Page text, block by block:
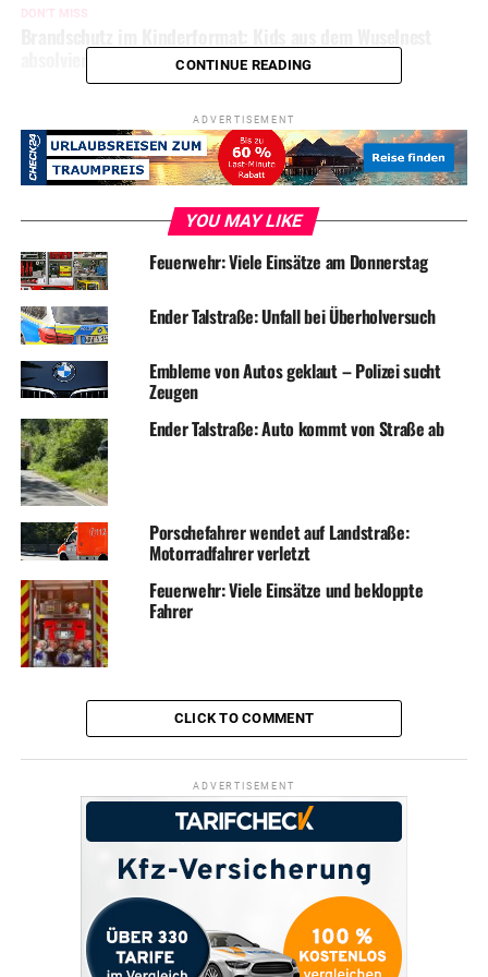
DON'T MISS
absolvieren ProjekttageCONTINUE READING
ADVERTISEMENT
YOU MAY LIKE
Feuerwehr: Viele Einsätze am Donnerstag
Ender Talstraße: Unfall bei Überholversuch
Embleme von Autos geklaut – Polizei sucht
Zeugen
Ender Talstraße: Auto kommt von Straße ab
Porschefahrer wendet auf Landstraße:
Motorradfahrer verletzt
Feuerwehr: Viele Einsätze und bekloppte
Fahrer
CLICK TO COMMENT
ADVERTISEMENT